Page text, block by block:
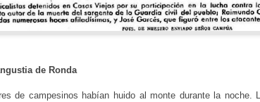
de Ronda
de campesinos habían huido al monte durante la noche.